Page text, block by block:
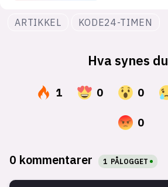
ARTIKKEL KODE24-TIMEN